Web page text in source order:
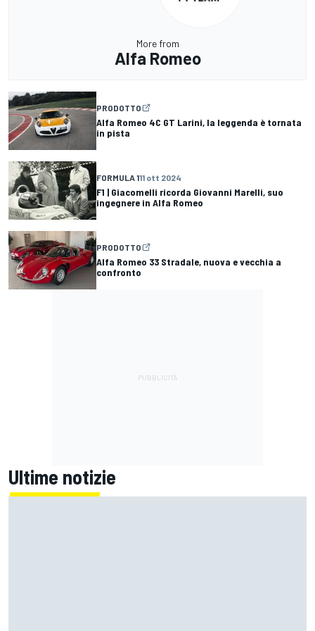
More from
Alfa Romeo
PRODOTTO
Alfa Romeo 4C GT Larini, la leggenda è tornata
in pista
FORMULA 111 ott 2024
F1 | Giacomelli ricorda Giovanni Marelli, suo
ingegnere in Alfa Romeo
PRODOTTO
Alfa Romeo 33 Stradale, nuova e vecchia a
confronto
Ultime notizie